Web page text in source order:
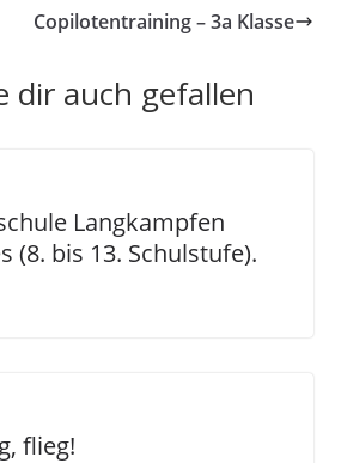
Copilotentraining – 3a Klasse
dir auch gefallen
Langkampfen
(8. bis 13. Schulstufe).
flieg!